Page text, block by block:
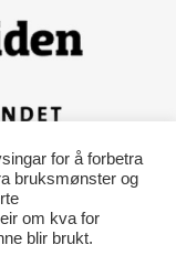
for å forbetra
bruksmønster og
om kva for
blir brukt.